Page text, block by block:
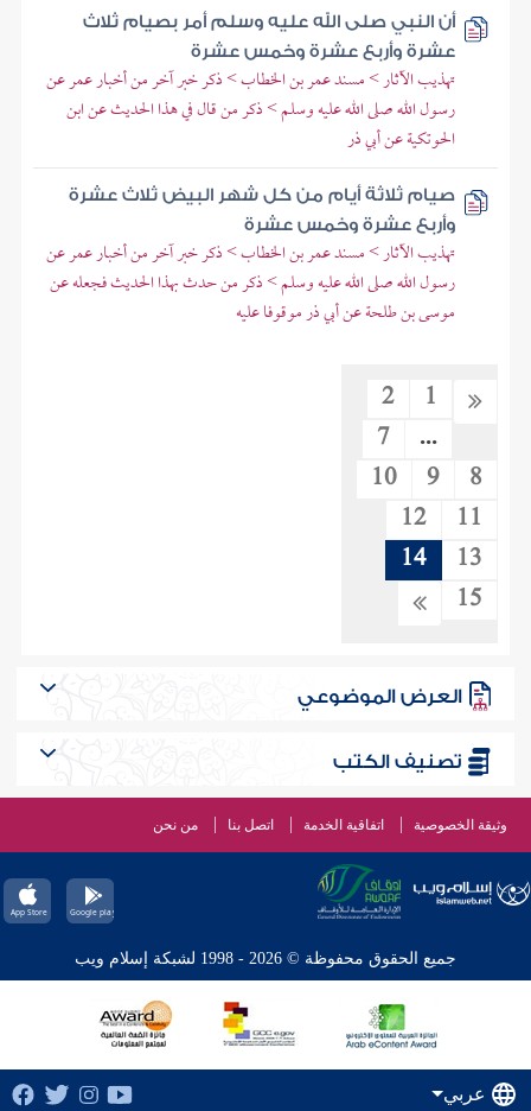
أن النبي صلى الله عليه وسلم أمر بصيام ثلاث
عشرة وأربع عشرة وخمس عشرة
تهذيب الآثار > مسند عمر بن الخطاب > ذكر خبر آخر من أخبار عمر عن
رسول الله صلى الله عليه وسلم > ذكر من قال في هذا الحديث عن ابن
الحوتكية عن أبي ذر
صيام ثلاثة أيام من كل شهر البيض ثلاث عشرة
وأربع عشرة وخمس عشرة
تهذيب الآثار > مسند عمر بن الخطاب > ذكر خبر آخر من أخبار عمر عن
رسول الله صلى الله عليه وسلم > ذكر من حدث بهذا الحديث فجعله عن
موسى بن طلحة عن أبي ذر موقوفا عليه
1
2
...
7
8
9
10
11
12
13
14
15
العرض الموضوعي
تصنيف الكتب
وثيقة الخصوصية اتفاقية الخدمة اتصل بنا من نحن
جميع الحقوق محفوظة © 2026 - 1998 لشبكة إسلام ويب
عربي